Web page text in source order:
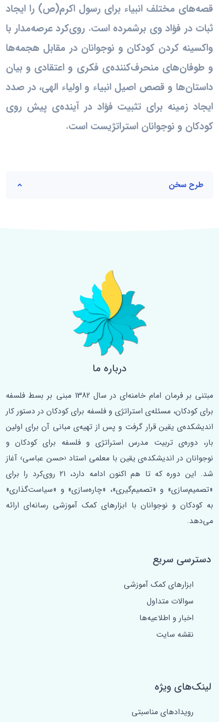
قصه‌های مختلف انبیاء برای رسول اکرم(ص) را ایجاد
ثبات در فؤاد وی برشمرده است. روی‌کرد عرصه‌مدار با
واکسینه کردن کودکان و نوجوانان در مقابل هجمه‌ها
و طوفان‌های منحرف‌کننده‌ی فکری و اعتقادی و بیان
داستان‌ها و قصص اصیل انبیاء و اولیاء الهی، در صدد
ایجاد زمینه برای تثبیت فؤاد در آینده‌ی پیش روی
کودکان و نوجوانان استراتژیست است.
طرح سخن
درباره ما
مبتنی بر فرمان امام خامنه‌ای در سال 1382 مبنی بر بسط فلسفه‌
برای کودکان، مسئله‌ی استراتژی و فلسفه برای کودکان در دستور کار
اندیشکده‌ی یقین قرار گرفت و پس از تهیه‌ی مبانی آن برای اولین
‌بار، دوره‌ی تربیت مدرس استراتژی و فلسفه برای کودکان و
نوجوانان در اندیشکده‌ی یقین با معلمی استاد ‹حسن عباسی› آغاز
شد. این دوره که تا هم اکنون ادامه دارد، 21 روی‌کرد را برای
«تصمیم‌سازی» و «تصمیم‌گیری»، «چاره‌سازی» و «سیاست‌گذاری»
به کودکان و نوجوانان با ابزارهای کمک آموزشی رسانه‌ای ارائه
می‌دهد.
دسترسی سریع
ابزارهای کمک آموزشی
سوالات متداول
اخبار و اطلاعیه‌ها
نقشه سایت
لینک‌های ویژه
رویدادهای مناسبتی